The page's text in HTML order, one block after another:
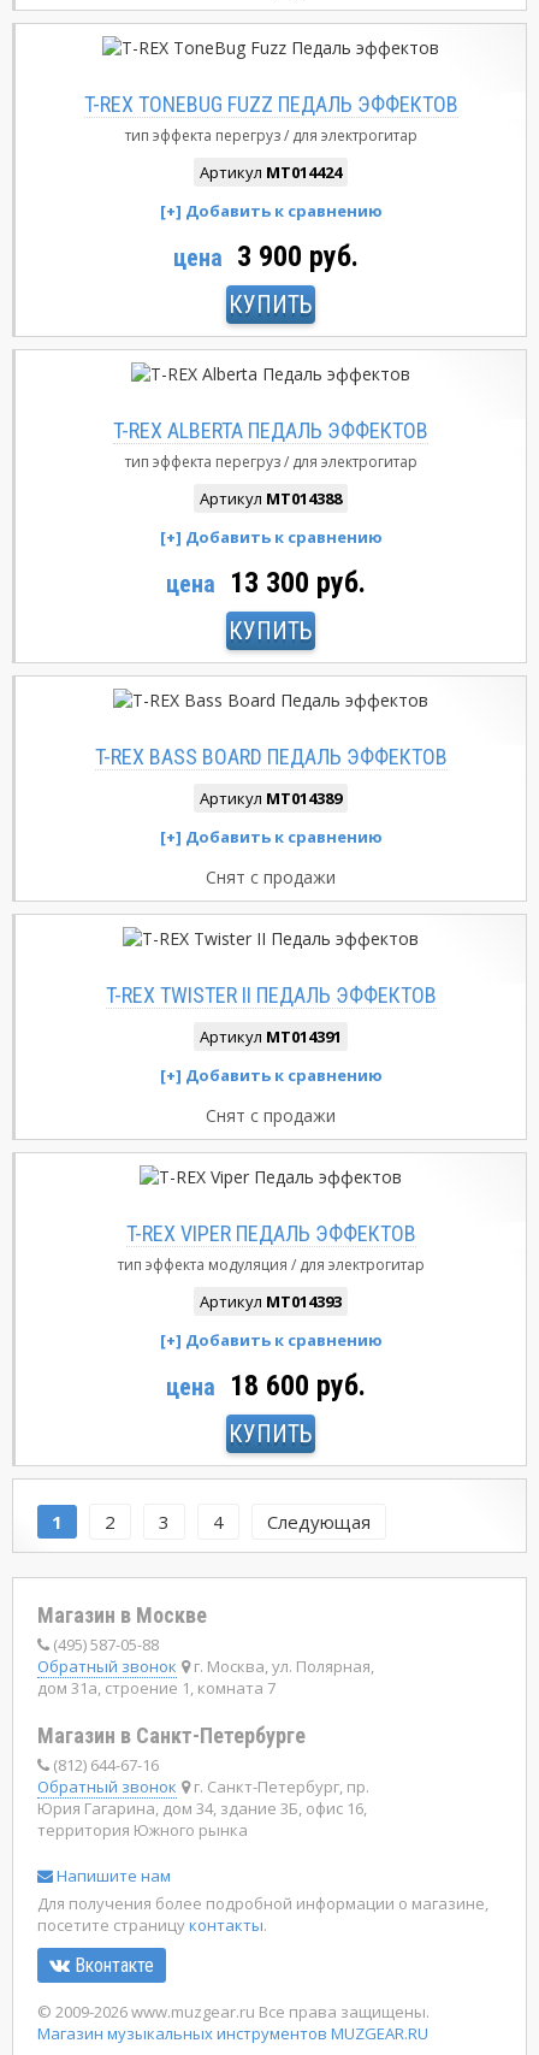
T-REX TONEBUG FUZZ ПЕДАЛЬ ЭФФЕКТОВ
тип эффекта перегруз для электрогитар
Артикул MT014424
цена 3 900 руб.
КУПИТЬ
T-REX ALBERTA ПЕДАЛЬ ЭФФЕКТОВ
тип эффекта перегруз для электрогитар
Артикул MT014388
цена 13 300 руб.
КУПИТЬ
T-REX BASS BOARD ПЕДАЛЬ ЭФФЕКТОВ
Артикул MT014389
Снят с продажи
T-REX TWISTER II ПЕДАЛЬ ЭФФЕКТОВ
Артикул MT014391
Снят с продажи
T-REX VIPER ПЕДАЛЬ ЭФФЕКТОВ
тип эффекта модуляция для электрогитар
Артикул MT014393
цена 18 600 руб.
КУПИТЬ
1 2 3 4 Следующая
Магазин в Москве
(495) 587-05-88
Обратный звонок
г. Москва, ул. Полярная,
дом 31а, строение 1, комната 7
Магазин в Санкт-Петербурге
(812) 644-67-16
Обратный звонок
г. Санкт-Петербург, пр.
Юрия Гагарина, дом 34, здание 3Б, офис 16,
территория Южного рынка
Напишите нам
Для получения более подробной информации о магазине,
посетите страницуконтакты.
Вконтакте
© 2009-2026 www.muzgear.ru Все права защищены.
Магазин музыкальных инструментов MUZGEAR.RU